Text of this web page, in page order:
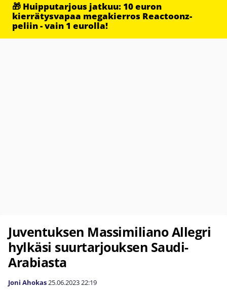
🎁 Huipputarjous jatkuu: 10 euron
kierrätysvapaa megakierros Reactoonz-
peliin - vain 1 eurolla!
Juventuksen Massimiliano Allegri
hylkäsi suurtarjouksen Saudi-
Arabiasta
Joni Ahokas25.06.202322:19